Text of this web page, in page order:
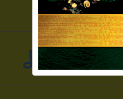
よくある